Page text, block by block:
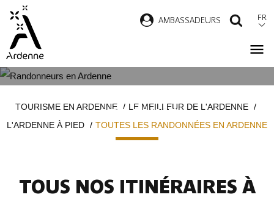
contenu
principal
AMBASSADEURS FR
ARDENNE
d'ArianeTOURISME EN ARDENNE
LE MEILLEUR DE L'ARDENNE
L'ARDENNE À PIED
TOUTES LES RANDONNÉES EN ARDENNE
TOUS NOS ITINÉRAIRES À